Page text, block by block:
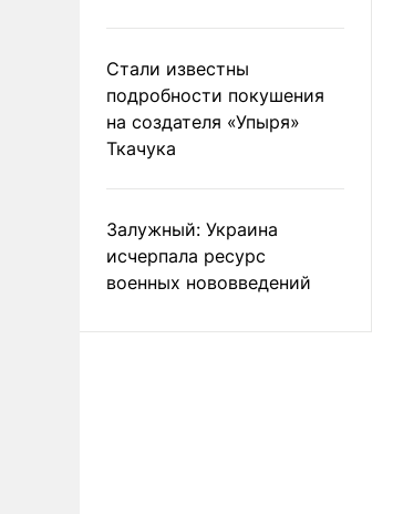
Стали известны
подробности покушения
на создателя «Упыря»
Ткачука
Залужный: Украина
исчерпала ресурс
военных нововведений